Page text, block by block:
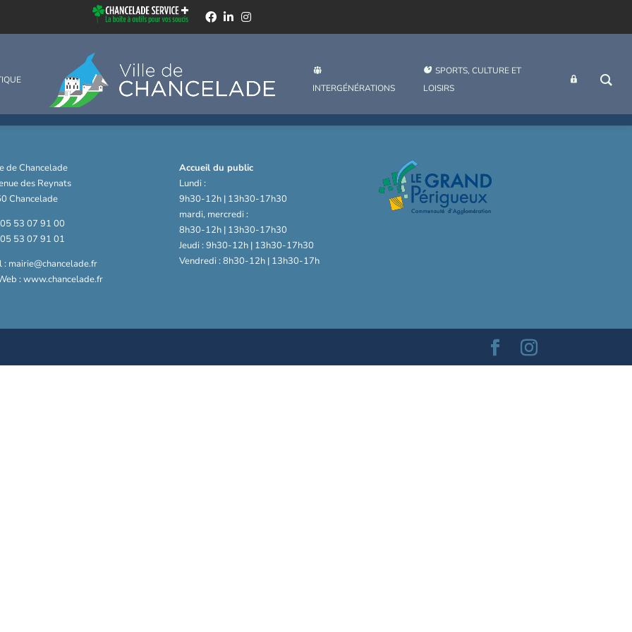
INTERGÉNÉRATIONS
SPORTS, CULTURE ET
LOISIRS
INTRANET
budgétaire 2024
de Chancelade
des Reynats
Chancelade
53 07 91 00
05 53 07 91 01
: mairie@chancelade.fr
: www.chancelade.fr
Accueil du public
Lundi :
9h30-12h | 13h30-17h30
mardi, mercredi :
8h30-12h | 13h30-17h30
Jeudi : 9h30-12h | 13h30-17h30
Vendredi : 8h30-12h | 13h30-17h